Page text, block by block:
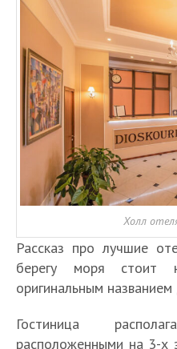
Холл
Рассказ про лучшие
берегу моря стоит
оригинальным
Гостиница
расположенными на 3-х